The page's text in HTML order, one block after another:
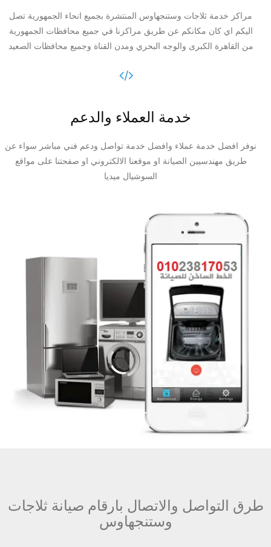
مراكز خدمة ثلاجات وستنجهاوس المنتشرة بجميع انحاء الجمهورية تصل
اليكم اي كان مكانكم عن طريق مراكزنا في جميع محافظات الجمهورية
من القاهرة الكبرى والوجه البحري ومدن القناة وجميع محافظات الصعيد
خدمة العملاء والدعم
نوفر افضل خدمة عملاء وافضل خدمة تواصل ودعم فني مباشر سواء عن
طريق مهندسيين الصيانة او موقعنا الالكتروني او صفحتنا على مواقع
السوشيال ميديا
طرق التواصل والاتصال بارقام صيانة ثلاجات
وستنجهاوس